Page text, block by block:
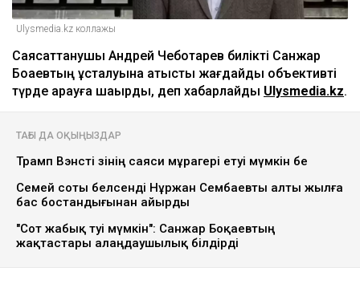
Ulysmedia.kz коллажы
Саясаттанушы Андрей Чеботарев билікті Санжар
Боқаевтың ұсталуына қатысты жағдайды объективті
түрде қарауға шақырды, деп хабарлайды Ulysmedia.kz.
ТАҒЫ ДА ОҚЫҢЫЗДАР
Трамп Вэнсті өзінің саяси мұрагері етуі мүмкін бе
Семей соты белсенді Нұржан Сембаевты алты жылға
бас бостандығынан айырды
"Сот жабық өтуі мүмкін": Санжар Боқаевтың
жақтастары алаңдаушылық білдірді